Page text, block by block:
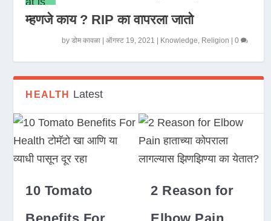
म्हणजे काय ? RIP का वापरला जातो
byडोम कावळा |ऑगस्ट 19, 2021 Knowledge, Religion |0
HEALTH Latest
10 Tomato
2 Reason for